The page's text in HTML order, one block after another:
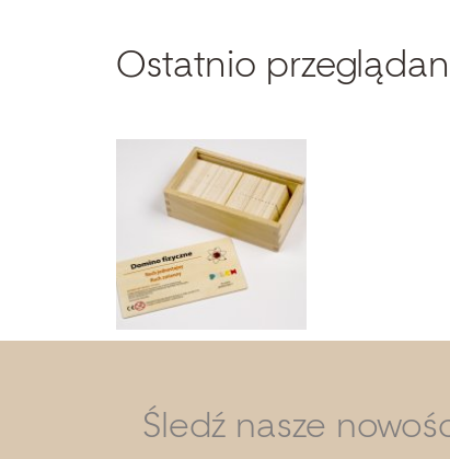
Ostatnio
Śledź nasze